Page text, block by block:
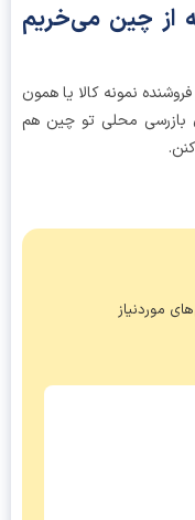
چین می‌خریم
نمونه کالا یا همون
محلی تو چین هم